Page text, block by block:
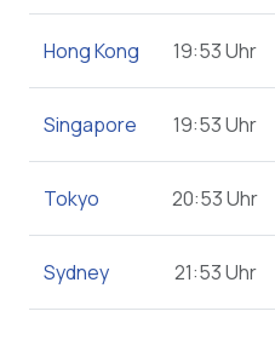
Hong Kong 19:53 Uhr
Singapore 19:53 Uhr
Tokyo 20:53 Uhr
Sydney 21:53 Uhr